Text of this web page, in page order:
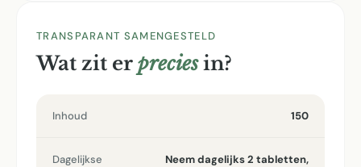
TRANSPARANT SAMENGESTELD
Wat zit er preciesin?
Inhoud 150
Dagelijkse
Neem dagelijks 2 tabletten,